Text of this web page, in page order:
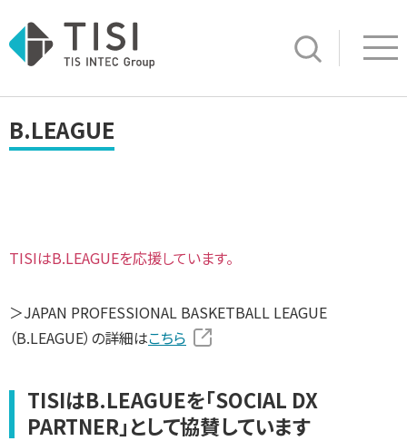
サイト内検索
B.LEAGUE
TISIはB.LEAGUEを応援しています。
＞JAPAN PROFESSIONAL BASKETBALL LEAGUE
（B.LEAGUE）の詳細はこちら
TISIはB.LEAGUEを「SOCIAL DX
PARTNER」として協賛しています